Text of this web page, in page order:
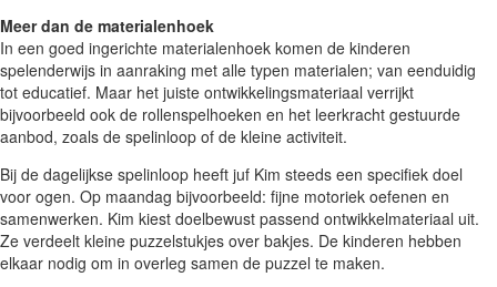
Meer dan de materialenhoek
In een goed ingerichte materialenhoek komen de kinderen
spelenderwijs in aanraking met alle typen materialen; van eenduidig
tot educatief. Maar het juiste ontwikkelingsmateriaal verrijkt
bijvoorbeeld ook de rollenspelhoeken en het leerkracht gestuurde
aanbod, zoals de spelinloop of de kleine activiteit.
Bij de dagelijkse spelinloop heeft juf Kim steeds een specifiek doel
voor ogen. Op maandag bijvoorbeeld: fijne motoriek oefenen en
samenwerken. Kim kiest doelbewust passend ontwikkelmateriaal uit.
Ze verdeelt kleine puzzelstukjes over bakjes. De kinderen hebben
elkaar nodig om in overleg samen de puzzel te maken.